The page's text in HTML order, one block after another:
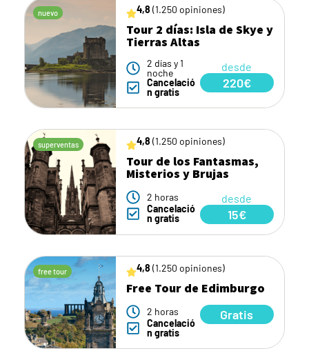
nuevo 4,8 (1.250 opiniones)
Tour 2 días: Isla de Skye y
Tierras Altas
2 días y 1
noche
Cancelació
n gratis
desde
220€
superventas 4,8 (1.250 opiniones)
Tour de los Fantasmas,
Misterios y Brujas
2 horas
Cancelació
n gratis
desde
15€
free tour 4,8 (1.250 opiniones)
Free Tour de Edimburgo
2 horas
Cancelació
n gratis
Gratis